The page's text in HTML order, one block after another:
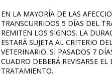
EN LA MAYORÍA DE LAS
TRANSCURRIDOS 5 DÍAS DEL
REMITEN LOS SIGNOS. LA
ESTARÁ SUJETA AL CRITERIO
VETERINARIO. SI PASADOS 7
CUADRO DEBERÁ REVISARSE
TRATAMIENTO.